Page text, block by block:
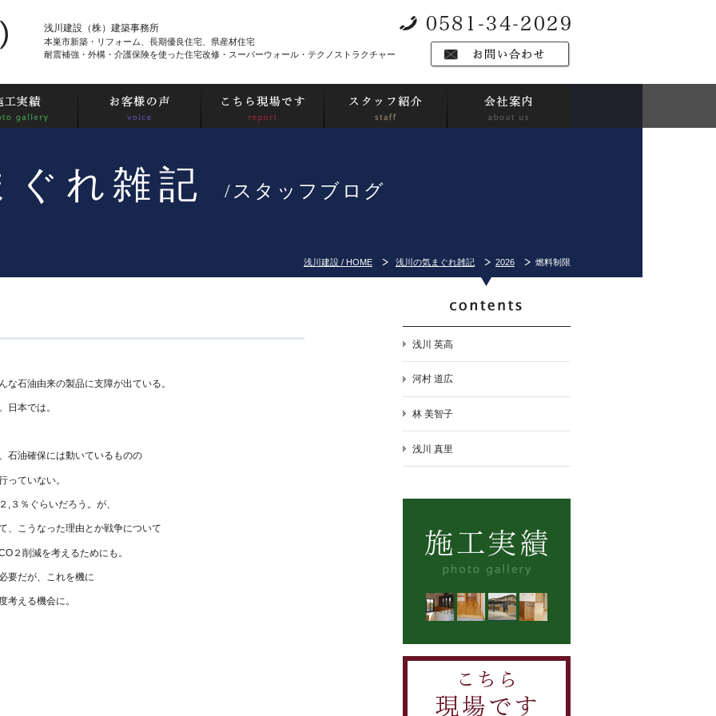
浅川建設（株）建築事務所
本巣市新築・リフォーム、長期優良住宅、県産材住宅
耐震補強・外構・介護保険を使った住宅改修・スーパーウォール・テクノストラクチャー
ぐれ雑記 /スタッフブログ
浅川建設 / HOME 浅川の気まぐれ雑記 2026 燃料制限
石油由来の製品に支障が出ている。
日本では。
石油確保には動いているものの
っていない。
３％ぐらいだろう。が、
、こうなった理由とか戦争について
２削減を考えるためにも。
要だが、これを機に
考える機会に。
浅川 英高
河村 道広
林 美智子
浅川 真里